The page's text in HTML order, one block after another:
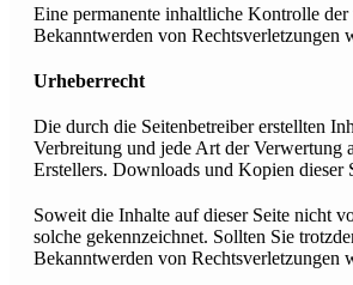
Eine permanente inhaltliche Kontrolle
Bekanntwerden von Rechtsverletzungen
Urheberrecht
Die durch die Seitenbetreiber erstellten
Verbreitung und jede Art der Verwertung
Erstellers. Downloads und Kopien dieser
Soweit die Inhalte auf dieser Seite nicht
solche gekennzeichnet. Sollten Sie
Bekanntwerden von Rechtsverletzungen